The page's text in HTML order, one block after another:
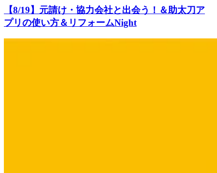
【8/19】元請け・協力会社と出会う！＆助太刀ア
プリの使い方＆リフォームNight